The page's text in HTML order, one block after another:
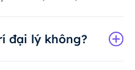
đại lý không?